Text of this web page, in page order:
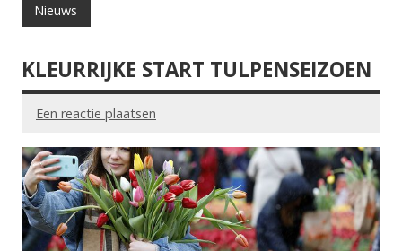
Nieuws
KLEURRIJKE START TULPENSEIZOEN
Een reactie plaatsen